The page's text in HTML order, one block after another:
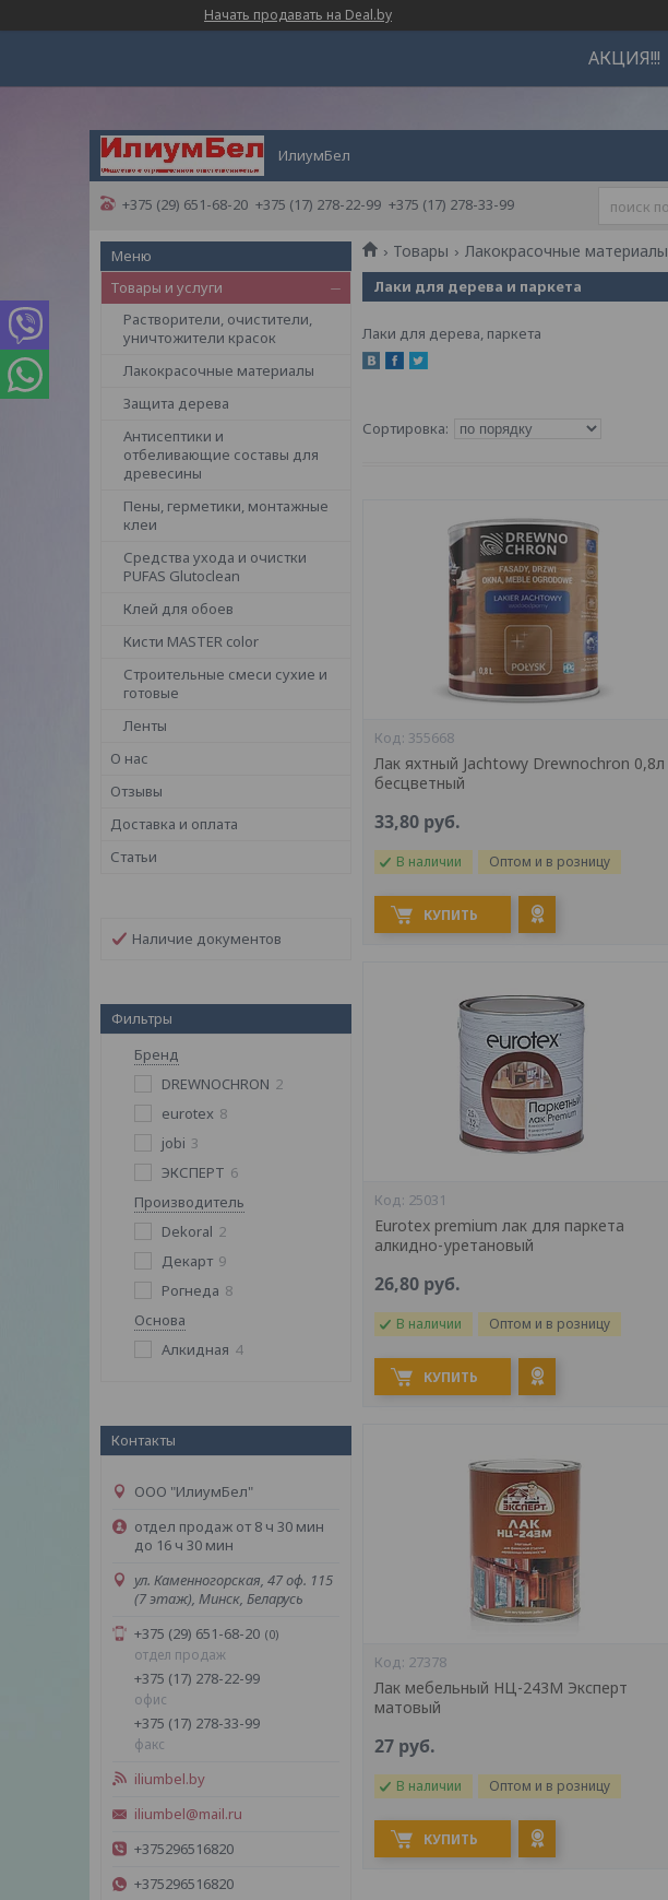
Начать продавать на Deal.by
АКЦИЯ!!!
ИлиумБел
+375 (29) 651-68-20 +375 (17) 278-22-99 +375 (17) 278-33-99
Товары и услуги
Растворители, очистители,
уничтожители красок
Лакокрасочные материалы
Защита дерева
Антисептики и
отбеливающие составы для
древесины
Пены, герметики, монтажные
клеи
Средства ухода и очистки
PUFAS Glutoclean
Клей для обоев
Кисти MASTER color
Строительные смеси сухие и
готовые
Ленты
О нас
Отзывы
Доставка и оплата
Статьи
Наличие документов
Фильтры
Бренд
DREWNOCHRON 2
eurotex 8
jobi 3
ЭКСПЕРТ 6
Производитель
Dekoral 2
Декарт 9
Рогнеда 8
Основа
Алкидная 4
Контакты
ООО "ИлиумБел"
отдел продаж от 8 ч 30 мин
до 16 ч 30 мин
ул. Каменногорская, 47 оф. 115
(7 этаж), Минск, Беларусь
+375 (29) 651-68-20 0
отдел продаж
+375 (17) 278-22-99
офис
+375 (17) 278-33-99
факс
iliumbel.by
iliumbel@mail.ru
+375296516820
+375296516820
Товары Лакокрасочные материалы
Лаки для дерева и паркета
Лаки для дерева, паркета
355668
Лак яхтный Jachtowy Drewnochron 0,8л
бесцветный
33,80 руб.
В наличии Оптом и в розницу
КУПИТЬ
25031
Eurotex premium лак для паркета
алкидно-уретановый
26,80 руб.
В наличии Оптом и в розницу
КУПИТЬ
27378
Лак мебельный НЦ-243М Эксперт
матовый
27 руб.
В наличии Оптом и в розницу
КУПИТЬ